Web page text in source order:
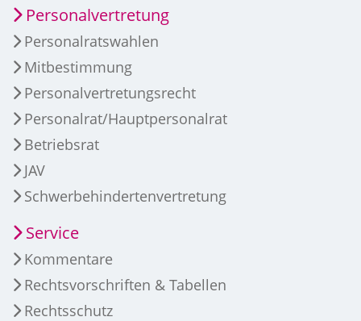
Personalvertretung
Personalratswahlen
Mitbestimmung
Personalvertretungsrecht
Personalrat/Hauptpersonalrat
Betriebsrat
JAV
Schwerbehindertenvertretung
Service
Kommentare
Rechtsvorschriften & Tabellen
Rechtsschutz